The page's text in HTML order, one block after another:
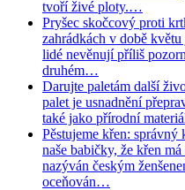
tvoří živé ploty.…
Pryšec skočcový proti
zahrádkách v době
lidé nevěnují příliš
druhém…
Darujte paletám další
palet je usnadnění
také jako přírodní
Pěstujeme křen: správný
naše babičky, že křen
nazýván českým
oceňován…